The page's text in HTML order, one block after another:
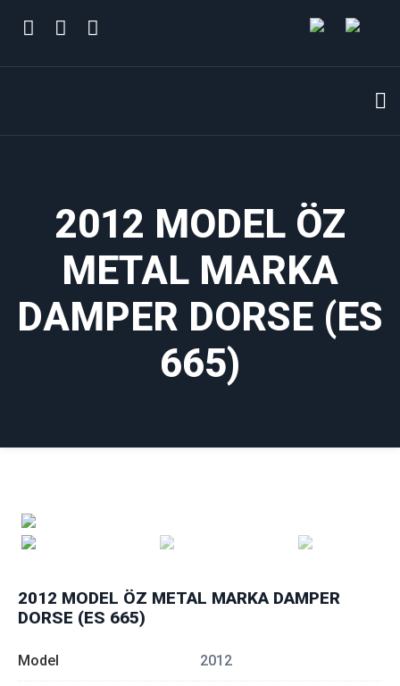
2012 MODEL ÖZ
METAL MARKA
DAMPER DORSE (ES
665)
2012 MODEL ÖZ METAL MARKA DAMPER
DORSE (ES 665)
Model 2012